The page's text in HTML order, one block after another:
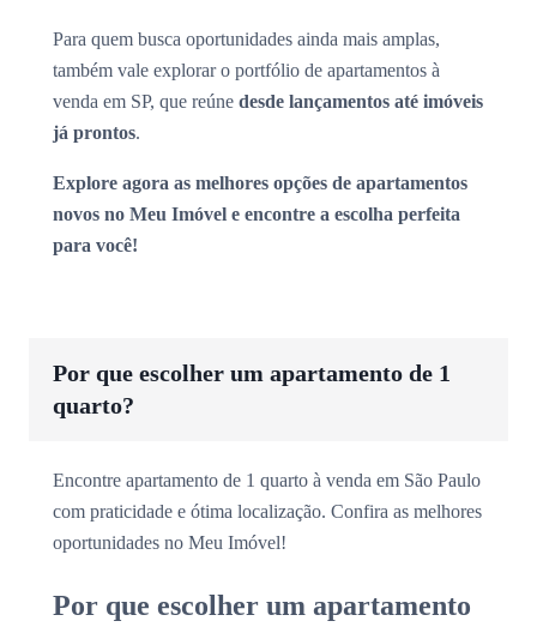
Para quem busca oportunidades ainda mais amplas,
também vale explorar o portfólio de apartamentos à
venda em SP, que reúne desde lançamentos até imóveis
já prontos.
Explore agora as melhores opções de apartamentos
novos no Meu Imóvel e encontre a escolha perfeita
para você!
Por que escolher um apartamento de 1
quarto?
Encontre apartamento de 1 quarto à venda em São Paulo
com praticidade e ótima localização. Confira as melhores
oportunidades no Meu Imóvel!
Por que escolher um apartamento